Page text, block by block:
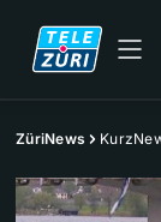
ZüriNews